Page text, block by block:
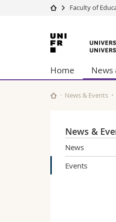
University
Studies
Research
University
Continuing
Faculty of
of
Fribourg
Home News
News & Events
News &
News
Events